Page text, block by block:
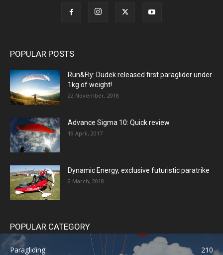
POPULAR POSTS
Run&Fly: Dudek released first paraglider under
1kg of weight!
22 November, 2018
Advance Sigma 10: Quick review
19 April, 2017
Dynamic Energy, exclusive futuristic paratrike
2 March, 2018
POPULAR CATEGORY
Paragliding 210